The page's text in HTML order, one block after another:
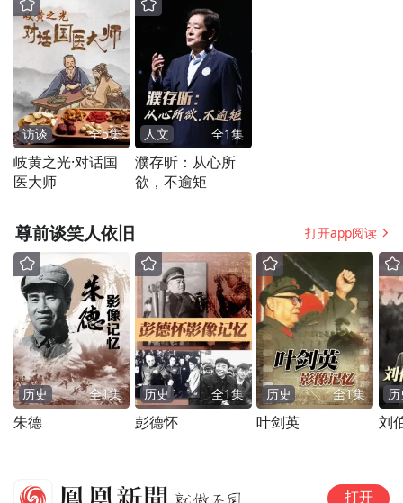
斗蛋游戏
自古代起，我国江浙一带便流行在立夏“斗
蛋”。
立夏之日，人们将煮好的鸡蛋用冷水浸上数
孩子颈上。孩子们便三五成群，进行斗蛋游
戏。蛋分两端，尖者为头，圆者为尾。斗蛋
时，蛋头斗蛋头，蛋尾击蛋尾。一个一个斗
过去，破者认输，最后分出高低。
俗话说：“立夏吃了蛋，热天不疰夏。”“疰
夏”是指在夏天的时候，大多数人们尤其是小
减退的现象。因此，为了避免“疰夏”，祈求
访谈 全5集
岐黄之光·对话国
医大师
人文 全1集
濮存昕：从心所
欲，不逾矩
尊前谈笑人依旧 打开app阅读
历史 全1集
朱德
历史 全1集
彭德怀
历史 全1集
叶剑英 刘
打开